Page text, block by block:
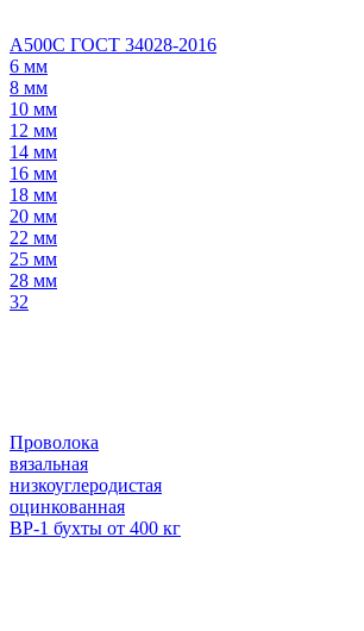
А500С ГОСТ 34028-2016
6 мм
8 мм
10 мм
12 мм
14 мм
16 мм
18 мм
20 мм
22 мм
25 мм
28 мм
32
Проволока
вязальная
низкоуглеродистая
оцинкованная
ВР-1 бухты от 400 кг